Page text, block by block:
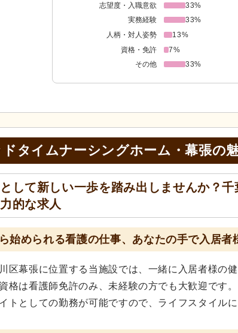
志望度・入職意欲
33%
実務経験
33%
人柄・対人姿勢
13%
資格・免許
7%
その他
33%
ドタイムナーシングホーム・幕張の
して新しい一歩を踏み出しませんか？
的な求人
始められる看護の仕事、あなたの手で入居者
区幕張に位置する当施設では、一緒に入居者様の
格は看護師免許のみ、未経験の方でも大歓迎です
トとしての勤務が可能ですので、ライフスタイル